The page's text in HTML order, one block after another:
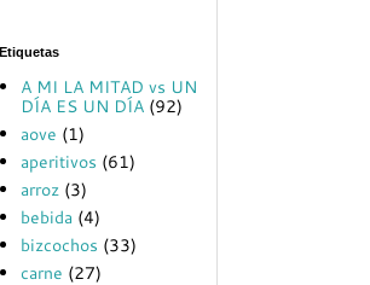
Etiquetas
A MI LA MITAD vs UN
DÍA ES UN DÍA (92)
aove (1)
aperitivos (61)
arroz (3)
bebida (4)
bizcochos (33)
carne (27)